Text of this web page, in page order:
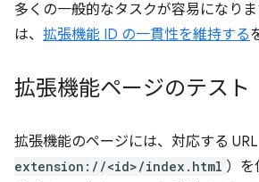
多くの一般的なタスクが容易になり
は、 拡張機能 ID の一貫性を維持する
拡張機能ページのテスト
拡張機能のページには、対応する
extension://<id>/index.html ）を